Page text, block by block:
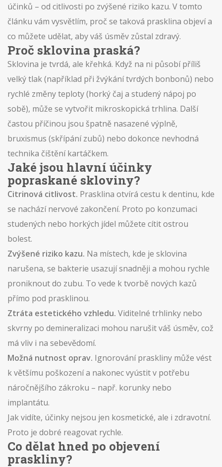
účinků – od citlivosti po zvýšené riziko kazu. V tomto
článku vám vysvětlím, proč se taková prasklina objeví a
co můžete udělat, aby váš úsměv zůstal zdravý.
Proč sklovina praská?
Sklovina je tvrdá, ale křehká. Když na ni působí příliš
velký tlak (například při žvýkání tvrdých bonbonů) nebo
rychlé změny teploty (horký čaj a studený nápoj po
sobě), může se vytvořit mikroskopická trhlina. Další
častou příčinou jsou špatně nasazené výplně,
bruxismus (skřípání zubů) nebo dokonce nevhodná
technika čištění kartáčkem.
Jaké jsou hlavní účinky
popraskané skloviny?
Citrinová citlivost. Prasklina otvírá cestu k dentinu, kde
se nachází nervové zakončení. Proto po konzumaci
studených nebo horkých jídel můžete cítit ostrou
bolest.
Zvýšené riziko kazu. Na místech, kde je sklovina
narušena, se bakterie usazují snadněji a mohou rychle
proniknout do zubu. To vede k tvorbě nových kazů
přímo pod prasklinou.
Ztráta estetického vzhledu. Viditelné trhlinky nebo
skvrny po demineralizaci mohou narušit váš úsměv, což
má vliv i na sebevědomí.
Možná nutnost oprav. Ignorování praskliny může vést
k většímu poškození a nakonec vyústit v potřebu
náročnějšího zákroku – např. korunky nebo
implantátu.
Jak vidíte, účinky nejsou jen kosmetické, ale i zdravotní.
Proto je dobré reagovat rychle.
Co dělat hned po objevení
praskliny?